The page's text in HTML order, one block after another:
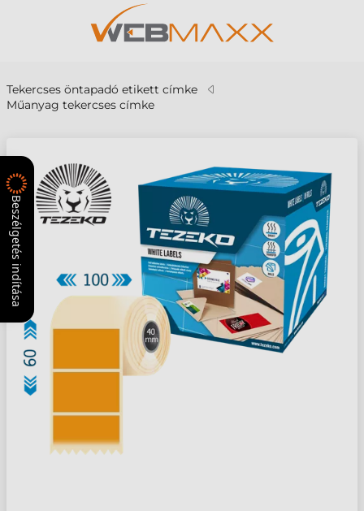
Tekercses öntapadó etikett címke
Műanyag tekercses címke
Beszélgetés indítása